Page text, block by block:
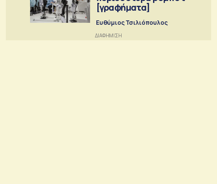
[γραφήματα]
Ευθύμιος Τσιλιόπουλος